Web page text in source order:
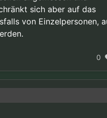
sich aber auf das
von Einzelpersonen,
0